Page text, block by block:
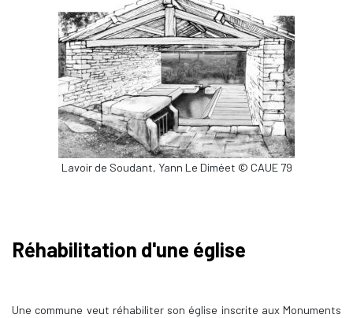
Lavoir de Soudant, Yann Le Diméet © CAUE 79
Réhabilitation d'une église
Une commune veut réhabiliter son église inscrite aux Monuments